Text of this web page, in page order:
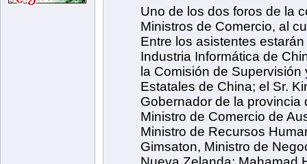
Uno de los dos foros de la
Ministros de Comercio, al
Entre los asistentes
Industria Informática de
la Comisión de
Estatales de China; el Sr.
Gobernador de la provincia
Ministro de Comercio de
Ministro de Recursos
Gimsaton, Ministro de